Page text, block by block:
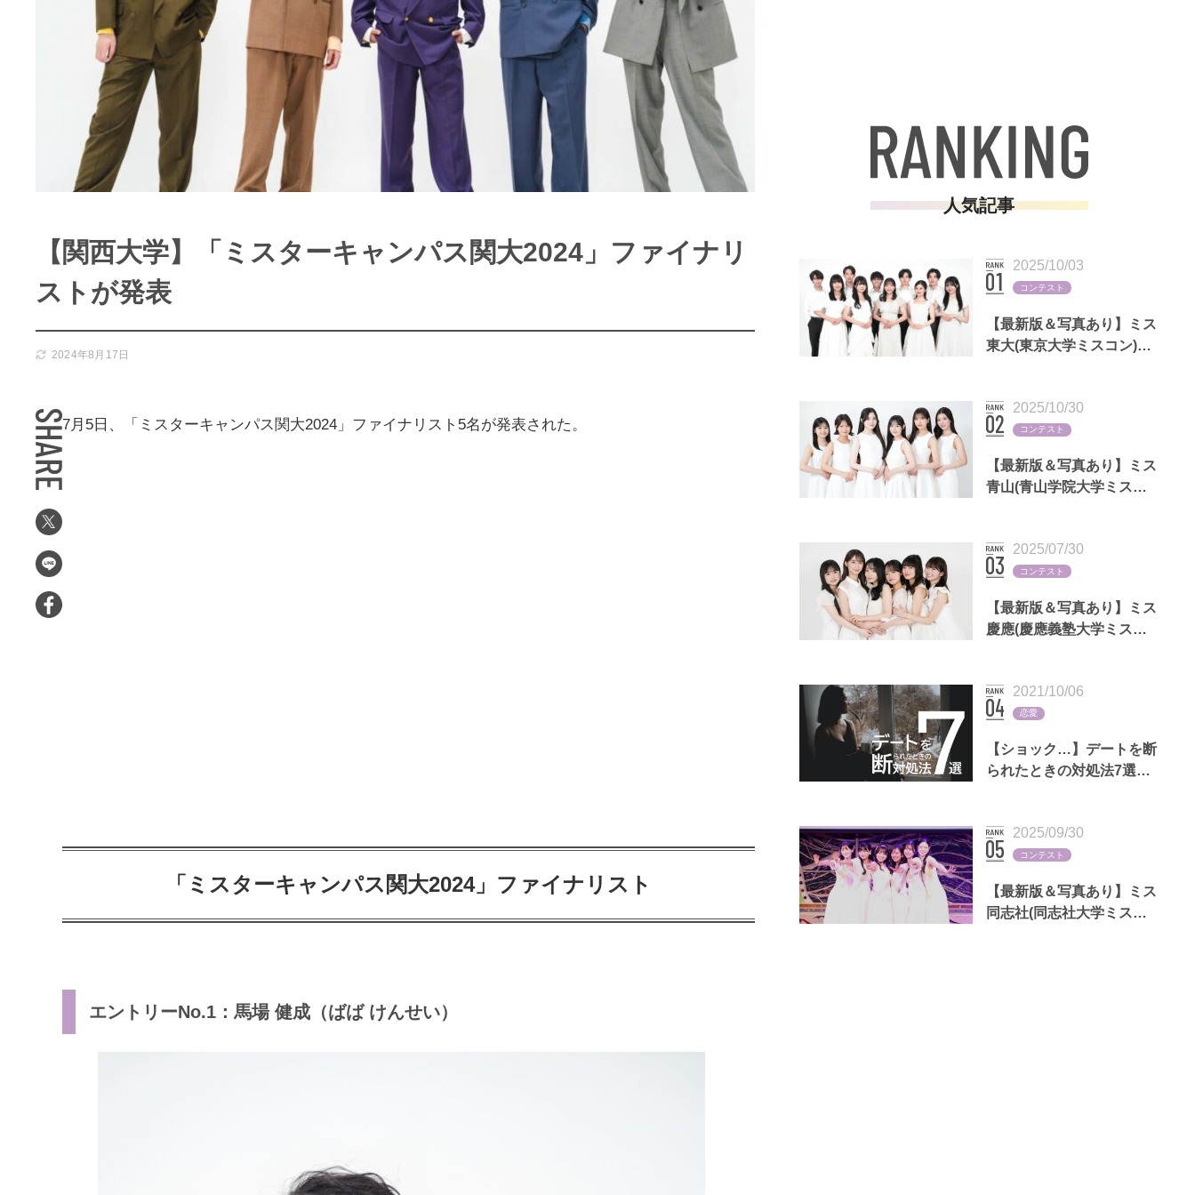
【関西大学】「ミスターキャンパス関大2024」ファイナリ
ストが発表
2024年8月17日
7月5日、「ミスターキャンパス関大2024」ファイナリスト5名が発表された。
「ミスターキャンパス関大2024」ファイナリスト
エントリーNo.1：馬場 健成（ばば けんせい）
人気記事
【最新版＆写真あり】ミス
東大(東京大学ミスコン)歴
2025/10/03
コンテスト
【最新版＆写真あり】ミス
青山(青山学院大学ミスコ
2025/10/30
コンテスト
【最新版＆写真あり】ミス
慶應(慶應義塾大学ミスコ
2025/07/30
コンテスト
【ショック…】デートを断
られたときの対処法7選｜
2021/10/06
恋愛
【最新版＆写真あり】ミス
同志社(同志社大学ミスコ
2025/09/30
コンテスト